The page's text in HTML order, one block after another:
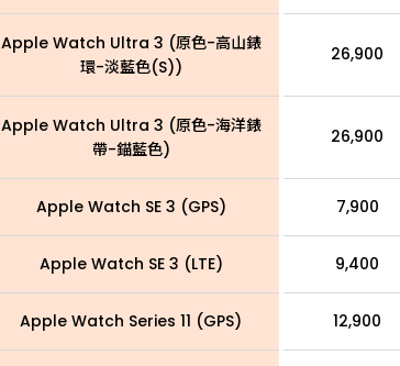
Apple Watch Ultra 3 (原色-高山錶
環-淡藍色(S))
26,900
Apple Watch Ultra 3 (原色-海洋錶
帶-錨藍色)
26,900
Apple Watch SE 3 (GPS) 7,900
Apple Watch SE 3 (LTE) 9,400
Apple Watch Series 11 (GPS) 12,900